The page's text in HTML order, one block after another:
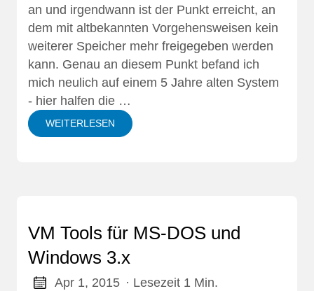
an und irgendwann ist der Punkt erreicht, an
dem mit altbekannten Vorgehensweisen kein
weiterer Speicher mehr freigegeben werden
kann. Genau an diesem Punkt befand ich
mich neulich auf einem 5 Jahre alten System
- hier halfen die …
WEITERLESEN
VM Tools für MS-DOS und
Windows 3.x
Apr 1, 2015 · Lesezeit 1 Min.